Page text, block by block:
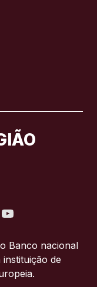
Banco nacional
de